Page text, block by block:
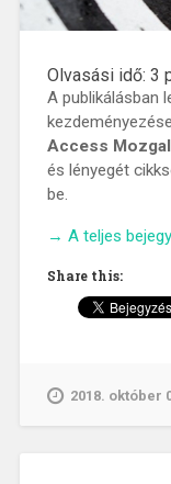
Olvasási idő: 3
A publikálásban
Access
és lényegét
be.
„Kerüld
a
csapdákat!
→ A teljes
Share this:
2018. október